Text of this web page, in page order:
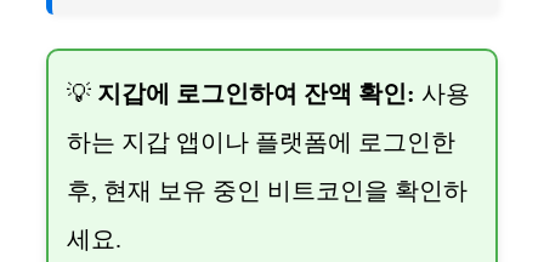
💡 지갑에 로그인하여 잔액 확인: 사용
하는 지갑 앱이나 플랫폼에 로그인한
후, 현재 보유 중인 비트코인을 확인하
세요.